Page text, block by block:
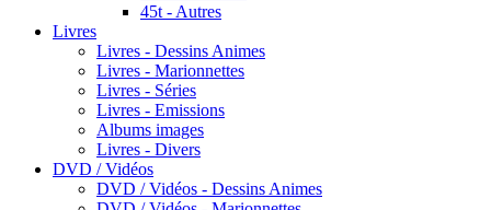
45t - Autres
Livres
Livres - Dessins Animes
Livres - Marionnettes
Livres - Séries
Livres - Emissions
Albums images
Livres - Divers
DVD / Vidéos
DVD / Vidéos - Dessins Animes